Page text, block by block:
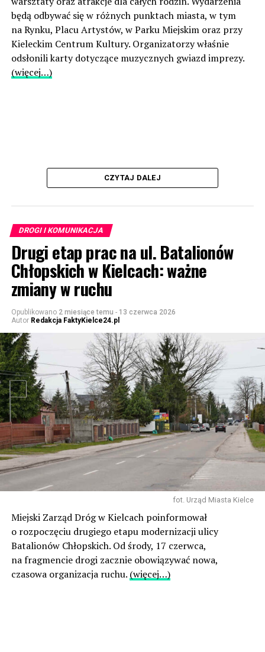
będą odbywać się w różnych punktach miasta, w tym
na Rynku, Placu Artystów, w Parku Miejskim oraz przy
Kieleckim Centrum Kultury. Organizatorzy właśnie
odsłonili karty dotyczące muzycznych gwiazd imprezy.
(więcej…)
CZYTAJ DALEJ
DROGI I KOMUNIKACJA
Drugi etap prac na ul. Batalionów
Chłopskich w Kielcach: ważne
zmiany w ruchu
Opublikowano 2 miesiące temu - 13 czerwca 2026
Autor Redakcja FaktyKielce24.pl
fot. Urząd Miasta Kielce
Miejski Zarząd Dróg w Kielcach poinformował
o rozpoczęciu drugiego etapu modernizacji ulicy
Batalionów Chłopskich. Od środy, 17 czerwca,
na fragmencie drogi zacznie obowiązywać nowa,
czasowa organizacja ruchu. (więcej…)